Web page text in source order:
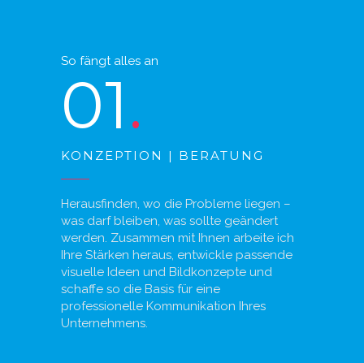
So fängt alles an
01
KONZEPTION | BERATUNG
Herausfinden, wo die Probleme liegen –
was darf bleiben, was sollte geändert
werden. Zusammen mit Ihnen arbeite ich
Ihre Stärken heraus, entwickle passende
visuelle Ideen und Bildkonzepte und
schaffe so die Basis für eine
professionelle Kommunikation Ihres
Unternehmens.